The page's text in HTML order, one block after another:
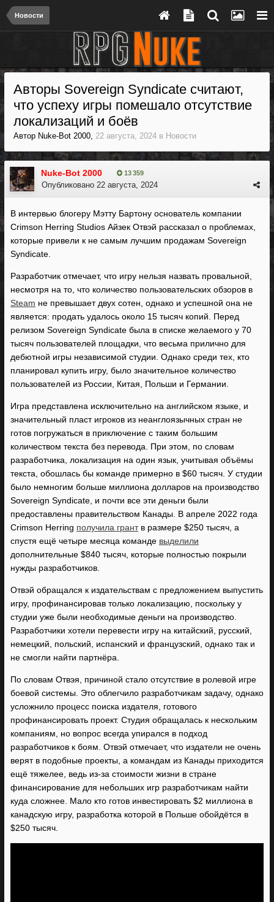
Новости
Авторы Sovereign Syndicate считают,
что успеху игры помешало отсутствие
локализаций и боёв
Автор Nuke-Bot 2000, 22 августа, 2024 в Новости
Nuke-Bot 2000 13 359
Опубликовано 22 августа, 2024
В интервью блогеру Мэтту Бартону основатель компании
Crimson Herring Studios Айзек Отвэй рассказал о проблемах,
которые привели к не самым лучшим продажам Sovereign
Syndicate.
Разработчик отмечает, что игру нельзя назвать провальной,
несмотря на то, что количество пользовательских обзоров в
Steam не превышает двух сотен, однако и успешной она не
является: продать удалось около 15 тысяч копий. Перед
релизом Sovereign Syndicate была в списке желаемого у 70
тысяч пользователей площадки, что весьма прилично для
дебютной игры независимой студии. Однако среди тех, кто
планировал купить игру, было значительное количество
пользователей из России, Китая, Польши и Германии.
Игра представлена исключительно на английском языке, и
значительный пласт игроков из неанглоязычных стран не
готов погружаться в приключение с таким большим
количеством текста без перевода. При этом, по словам
разработчика, локализация на один язык, учитывая объёмы
текста, обошлась бы команде примерно в $60 тысяч. У студии
было немногим больше миллиона долларов на производство
Sovereign Syndicate, и почти все эти деньги были
предоставлены правительством Канады. В апреле 2022 года
Crimson Herring получила грантв размере $250 тысяч, а
спустя ещё четыре месяца команде выделили
дополнительные $840 тысяч, которые полностью покрыли
нужды разработчиков.
Отвэй обращался к издательствам с предложением выпустить
игру, профинансировав только локализацию, поскольку у
студии уже были необходимые деньги на производство.
Разработчики хотели перевести игру на китайский, русский,
немецкий, польский, испанский и французский, однако так и
не смогли найти партнёра.
По словам Отвэя, причиной стало отсутствие в ролевой игре
боевой системы. Это облегчило разработчикам задачу, однако
усложнило процесс поиска издателя, готового
профинансировать проект. Студия обращалась к нескольким
компаниям, но вопрос всегда упирался в подход
разработчиков к боям. Отвэй отмечает, что издатели не очень
верят в подобные проекты, а командам из Канады приходится
ещё тяжелее, ведь из-за стоимости жизни в стране
финансирование для небольших игр разработчикам найти
куда сложнее. Мало кто готов инвестировать $2 миллиона в
канадскую игру, разработка которой в Польше обойдётся в
$250 тысяч.